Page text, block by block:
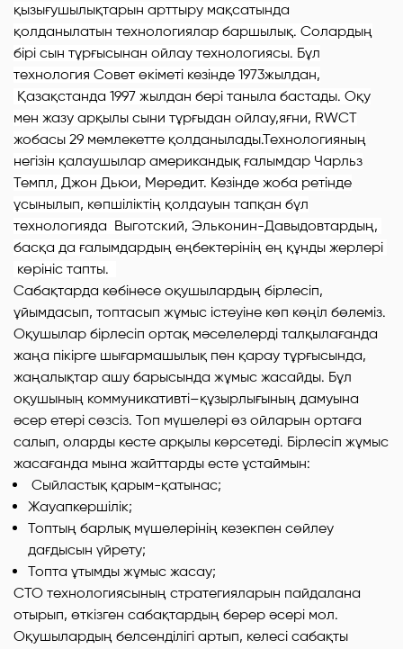
қызығушылықтарын арттыру мақсатында
қолданылатын технологиялар баршылық. Солардың
бірі сын тұрғысынан ойлау технологиясы. Бұл
технология Совет өкіметі кезінде 1973жылдан,
Қазақстанда 1997 жылдан бері таныла бастады. Оқу
мен жазу арқылы сыни тұрғыдан ойлау,яғни, RWCT
жобасы 29 мемлекетте қолданылады.Технологияның
негізін қалаушылар американдық ғалымдар Чарльз
Темпл, Джон Дьюи, Мередит. Кезінде жоба ретінде
ұсынылып, көпшіліктің қолдауын тапқан бұл
технологияда Выготский, Эльконин-Давыдовтардың,
басқа да ғалымдардың еңбектерінің ең құнды жерлері
көрініс тапты.
Сабақтарда көбінесе оқушылардың бірлесіп,
ұйымдасып, топтасып жұмыс істеуіне көп көңіл бөлеміз.
Оқушылар бірлесіп ортақ мәселелерді талқылағанда
жаңа пікірге шығармашылық пен қарау тұрғысында,
жаңалықтар ашу барысында жұмыс жасайды. Бұл
оқушының коммуникативті–құзырлығының дамуына
әсер етері сөзсіз. Топ мүшелері өз ойларын ортаға
салып, оларды кесте арқылы көрсетеді. Бірлесіп жұмыс
жасағанда мына жайттарды есте ұстаймын:
Сыйластық қарым-қатынас;
Жауапкершілік;
Топтың барлық мүшелерінің кезекпен сөйлеу
дағдысын үйрету;
Топта ұтымды жұмыс жасау;
СТО технологиясының стратегияларын пайдалана
отырып, өткізген сабақтардың берер әсері мол.
Оқушылардың белсенділігі артып, келесі сабақты